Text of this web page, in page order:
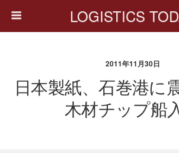
LOGISTICS
2011年11月30日
日本製紙、石巻港に
木材チップ船